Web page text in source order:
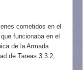
cometidos en el
funcionaba en el
de la Armada
de Tareas 3.3.2,